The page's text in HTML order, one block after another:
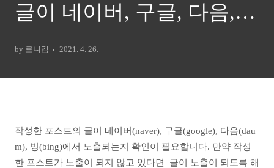
글이 네이버, 구글, 다음,
by 로니킴 2021. 4. 26.
작성한 포스트의 글이 네이버(naver), 구글(google), 다음(dau
m), 빙(bing)에서 노출되는지 확인이 필요합니다. 만약 작성
한 포스트가 노출이 되지 않고 있다면 글이 노출이 되도록 해